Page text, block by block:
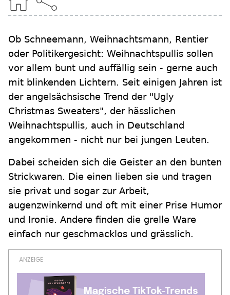
Ob Schneemann, Weihnachtsmann, Rentier
oder Politikergesicht: Weihnachtspullis sollen
vor allem bunt und auffällig sein - gerne auch
mit blinkenden Lichtern. Seit einigen Jahren ist
der angelsächsische Trend der "Ugly
Christmas Sweaters", der hässlichen
Weihnachtspullis, auch in Deutschland
angekommen - nicht nur bei jungen Leuten.
Dabei scheiden sich die Geister an den bunten
Strickwaren. Die einen lieben sie und tragen
sie privat und sogar zur Arbeit,
augenzwinkernd und oft mit einer Prise Humor
und Ironie. Andere finden die grelle Ware
einfach nur geschmacklos und grässlich.